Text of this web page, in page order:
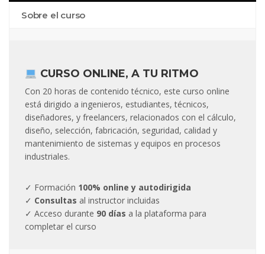
Sobre el curso
CURSO ONLINE, A TU RITMO
Con 20 horas de contenido técnico, este curso online
está dirigido a ingenieros, estudiantes, técnicos,
diseñadores, y freelancers, relacionados con el cálculo,
diseño, selección, fabricación, seguridad, calidad y
mantenimiento de sistemas y equipos en procesos
industriales.
✓ Formación 100% online y autodirigida
✓ Consultas al instructor incluidas
✓ Acceso durante 90 días a la plataforma para
completar el curso